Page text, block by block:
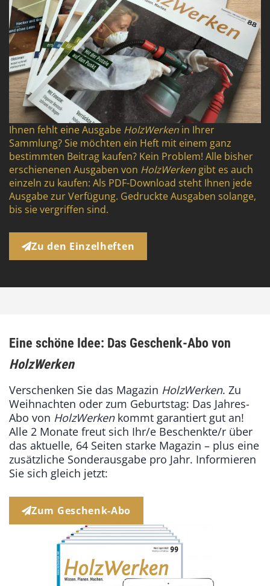
Ihnen fehlt eine Ausgabe HolzWerken in Ihrer
Sammlung? Sie möchten ein Heft mit einem ganz
bestimmten Beitrag kaufen? Kein Problem! Alle bisher
erschienenen Ausgaben von HolzWerken gibt es auch
einzeln zu kaufen: Als PDF-Download steht Ihnen jede
Ausgabe zur Verfügung. Gedruckte Ausgaben solange,
bis sie vergriffen sind.
Zu den Einzelheften
Eine schöne Idee: Das Geschenk-Abo von
HolzWerken
Verschenken Sie das Magazin HolzWerken. Zu
Weihnachten oder zum Geburtstag: Das Jahres-
Abo von HolzWerken kommt garantiert gut an!
Alle 2 Monate freut sich Ihr/e Beschenkte/r über
das aktuelle, 64 Seiten starke Magazin – plus eine
zusätzliche Sonderausgabe pro Jahr. Informieren
Sie sich gleich jetzt:
Zum Geschenk-Abo